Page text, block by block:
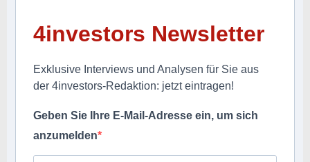
4investors Newsletter
Exklusive Interviews und Analysen für Sie aus
der 4investors-Redaktion: jetzt eintragen!
Geben Sie Ihre E-Mail-Adresse ein, um sich
anzumelden